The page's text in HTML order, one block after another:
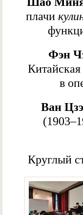
плачи
Фэн
в
Ван
Круглый